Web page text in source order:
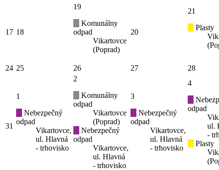
17 18
19
Komunálny
odpad
Vikartovce
(Poprad)
20
21
Plasty
24 25 26 27 28
31
1
Nebezpečný
odpad
Vikartovce,
ul. Hlavná
- trhovisko
2
Komunálny
odpad
Vikartovce
(Poprad)
Nebezpečný
odpad
Vikartovce,
ul. Hlavná
- trhovisko
3
Nebezpečný
odpad
Vikartovce,
ul. Hlavná
- trhovisko
4
odpad
ul.
-
Plasty